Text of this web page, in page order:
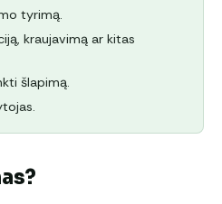
tyrimą.
kraujavimą ar kitas
šlapimą.